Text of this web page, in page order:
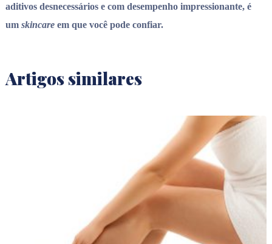
aditivos desnecessários e com desempenho impressionante, é
um skincare em que você pode confiar.
Artigos similares